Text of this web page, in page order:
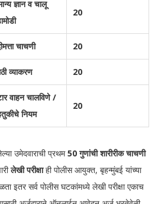
ज्ञान व चालू
20
चाचणी 20
व्याकरण 20
वाहन चालविणे /
नियम
20
उमेदवाराची प्रथम50 गुणांची शारीरीक चाचणी
लेखी परीक्षाही पोलीस आयुक्त, बृहन्मुंबई यांच्या
इतर सर्व पोलीस घटकांमध्ये लेखी परीक्षा एकाच